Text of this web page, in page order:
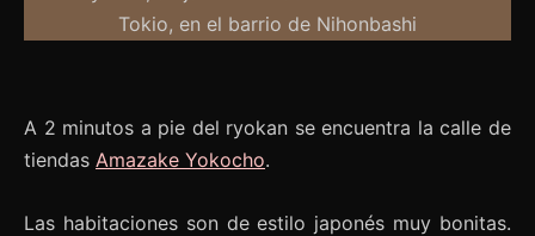
A 2 minutos a pie del ryokan se encuentra la calle de
tiendas Amazake Yokocho.
Las habitaciones son de estilo japonés muy bonitas.